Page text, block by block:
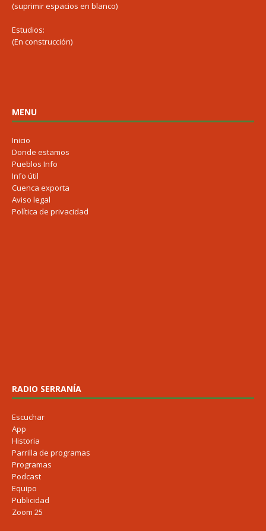
(suprimir espacios en blanco)
Estudios:
(En construcción)
MENU
Inicio
Donde estamos
Pueblos Info
Info útil
Cuenca exporta
Aviso legal
Política de privacidad
RADIO SERRANÍA
Escuchar
App
Historia
Parrilla de programas
Programas
Podcast
Equipo
Publicidad
Zoom 25